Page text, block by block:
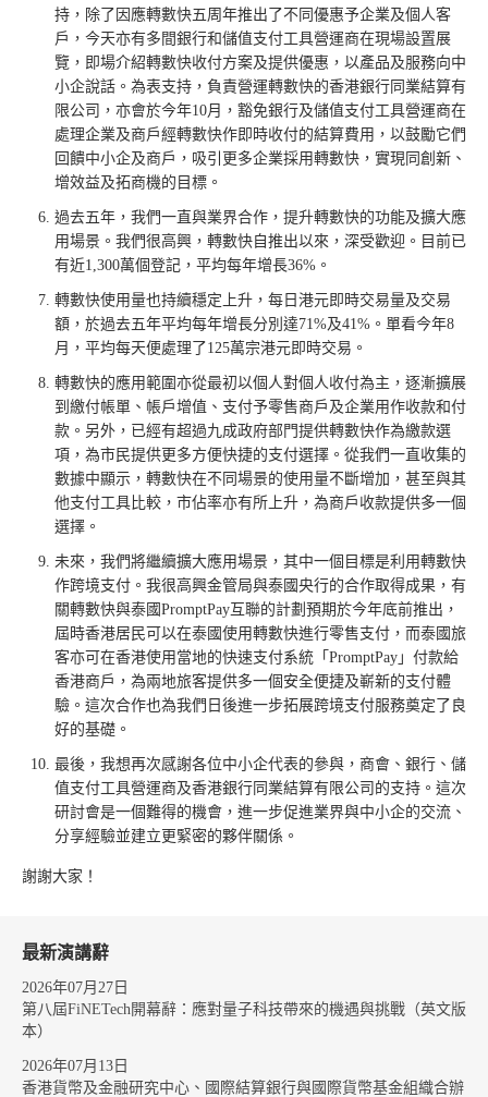
持，除了因應轉數快五周年推出了不同優惠予企業及個人客
戶，今天亦有多間銀行和儲值支付工具營運商在現場設置展
覽，即場介紹轉數快收付方案及提供優惠，以產品及服務向中
小企說話。為表支持，負責營運轉數快的香港銀行同業結算有
限公司，亦會於今年10月，豁免銀行及儲值支付工具營運商在
處理企業及商戶經轉數快作即時收付的結算費用，以鼓勵它們
回饋中小企及商戶，吸引更多企業採用轉數快，實現同創新、
增效益及拓商機的目標。
過去五年，我們一直與業界合作，提升轉數快的功能及擴大應
用場景。我們很高興，轉數快自推出以來，深受歡迎。目前已
有近1,300萬個登記，平均每年增長36%。
轉數快使用量也持續穩定上升，每日港元即時交易量及交易
額，於過去五年平均每年增長分別達71%及41%。單看今年8
月，平均每天便處理了125萬宗港元即時交易。
轉數快的應用範圍亦從最初以個人對個人收付為主，逐漸擴展
到繳付帳單、帳戶增值、支付予零售商戶及企業用作收款和付
款。另外，已經有超過九成政府部門提供轉數快作為繳款選
項，為市民提供更多方便快捷的支付選擇。從我們一直收集的
數據中顯示，轉數快在不同場景的使用量不斷增加，甚至與其
他支付工具比較，市佔率亦有所上升，為商戶收款提供多一個
選擇。
未來，我們將繼續擴大應用場景，其中一個目標是利用轉數快
作跨境支付。我很高興金管局與泰國央行的合作取得成果，有
關轉數快與泰國PromptPay互聯的計劃預期於今年底前推出，
屆時香港居民可以在泰國使用轉數快進行零售支付，而泰國旅
客亦可在香港使用當地的快速支付系統「PromptPay」付款給
香港商戶，為兩地旅客提供多一個安全便捷及嶄新的支付體
驗。這次合作也為我們日後進一步拓展跨境支付服務奠定了良
好的基礎。
最後，我想再次感謝各位中小企代表的參與，商會、銀行、儲
值支付工具營運商及香港銀行同業結算有限公司的支持。這次
研討會是一個難得的機會，進一步促進業界與中小企的交流、
分享經驗並建立更緊密的夥伴關係。
謝謝大家！
最新演講辭
2026年07月27日
第八屆FiNETech開幕辭：應對量子科技帶來的機遇與挑戰（英文版
本）
2026年07月13日
香港貨幣及金融研究中心、國際結算銀行與國際貨幣基金組織合辦